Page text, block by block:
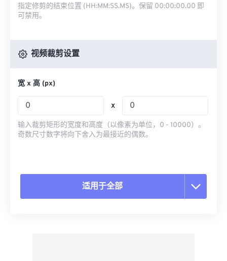
指定修剪的结束位置 (HH:MM:SS.MS)。保留 00:00:00.00 即
可禁用。
视频裁剪设置
宽 x 高 (px)
x
输入裁剪矩形的宽度和高度（以像素为单位，0 - 10000）。
奇数尺寸数字将向下舍入为最接近的偶数。
适用于全部